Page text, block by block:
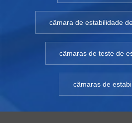
câmara de estabilidade
câmaras de teste de
câmaras de